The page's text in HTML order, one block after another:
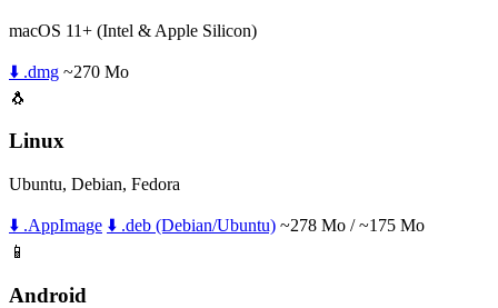
macOS 11+ (Intel & Apple Silicon)
⬇️ .dmg ~270 Mo
🐧
Linux
Ubuntu, Debian, Fedora
⬇️ .AppImage ⬇️ .deb (Debian/Ubuntu) ~278 Mo / ~175 Mo
📱
Android